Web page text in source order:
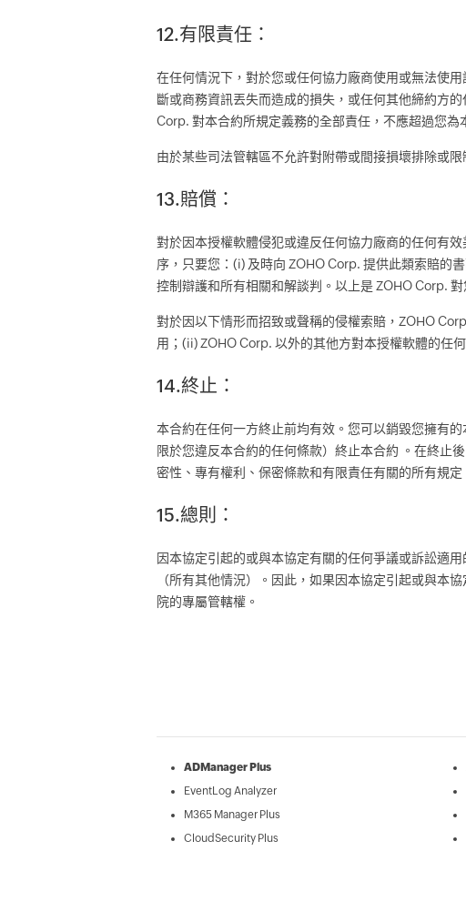
12.有限責任：
在任何情況下，對於您或任何協力廠商使用或無法使
斷或商務資訊丟失而造成的損失，或任何其他締約方
Corp. 對本合約所規定義務的全部責任，不應超過您
由於某些司法管轄區不允許對附帶或間接損壞排除或
13.賠償：
對於因本授權軟體侵犯或違反任何協力廠商的任何有
序，只要您：(i) 及時向 ZOHO Corp. 提供此類索賠的
控制辯護和所有相關和解談判。以上是 ZOHO Corp.
對於因以下情形而招致或聲稱的侵權索賠，ZOHO
用；(ii) ZOHO Corp. 以外的其他方對本授權軟體的任
14.終止：
本合約在任何一方終止前均有效。您可以銷毀您擁有
限於您違反本合約的任何條款）終止本合約 。在終止
密性、專有權利、保密條款和有限責任有關的所有規
15.總則：
因本協定引起的或與本協定有關的任何爭議或訴訟適
（所有其他情況）。因此，如果因本協定引起或與本
院的專屬管轄權。
ADManager Plus
EventLog Analyzer
M365 Manager Plus
CloudSecurity Plus